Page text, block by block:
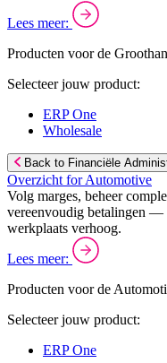
Lees meer:
Producten voor de
Selecteer jouw product:
ERP One
Wholesale
Back to Financiële
Overzicht for Automotive
Volg marges, beheer
vereenvoudig betalingen —
werkplaats verhoog.
Lees meer:
Producten voor de
Selecteer jouw product:
ERP One